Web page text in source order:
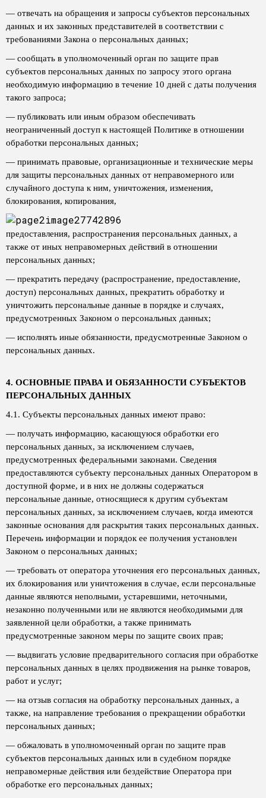
— отвечать на обращения и запросы субъектов персональных
данных и их законных представителей в соответствии с
требованиями Закона о персональных данных;
— сообщать в уполномоченный орган по защите прав
субъектов персональных данных по запросу этого органа
необходимую информацию в течение 10 дней с даты получения
такого запроса;
— публиковать или иным образом обеспечивать
неограниченный доступ к настоящей Политике в отношении
обработки персональных данных;
— принимать правовые, организационные и технические меры
для защиты персональных данных от неправомерного или
случайного доступа к ним, уничтожения, изменения,
блокирования, копирования,
предоставления, распространения персональных данных, а
также от иных неправомерных действий в отношении
персональных данных;
— прекратить передачу (распространение, предоставление,
доступ) персональных данных, прекратить обработку и
уничтожить персональные данные в порядке и случаях,
предусмотренных Законом о персональных данных;
— исполнять иные обязанности, предусмотренные Законом о
персональных данных.
4. ОСНОВНЫЕ ПРАВА И ОБЯЗАННОСТИ СУБЪЕКТОВ
ПЕРСОНАЛЬНЫХ ДАННЫХ
4.1. Субъекты персональных данных имеют право:
— получать информацию, касающуюся обработки его
персональных данных, за исключением случаев,
предусмотренных федеральными законами. Сведения
предоставляются субъекту персональных данных Оператором в
доступной форме, и в них не должны содержаться
персональные данные, относящиеся к другим субъектам
персональных данных, за исключением случаев, когда имеются
законные основания для раскрытия таких персональных данных.
Перечень информации и порядок ее получения установлен
Законом о персональных данных;
— требовать от оператора уточнения его персональных данных,
их блокирования или уничтожения в случае, если персональные
данные являются неполными, устаревшими, неточными,
незаконно полученными или не являются необходимыми для
заявленной цели обработки, а также принимать
предусмотренные законом меры по защите своих прав;
— выдвигать условие предварительного согласия при обработке
персональных данных в целях продвижения на рынке товаров,
работ и услуг;
— на отзыв согласия на обработку персональных данных, а
также, на направление требования о прекращении обработки
персональных данных;
— обжаловать в уполномоченный орган по защите прав
субъектов персональных данных или в судебном порядке
неправомерные действия или бездействие Оператора при
обработке его персональных данных;